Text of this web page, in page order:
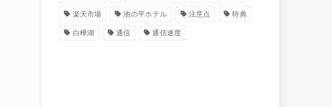
楽天市場 池の平ホテル 注意点 特典
白樺湖 通信 通信速度